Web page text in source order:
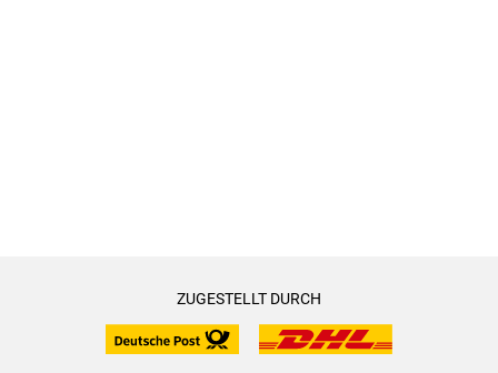
ZUGESTELLT DURCH